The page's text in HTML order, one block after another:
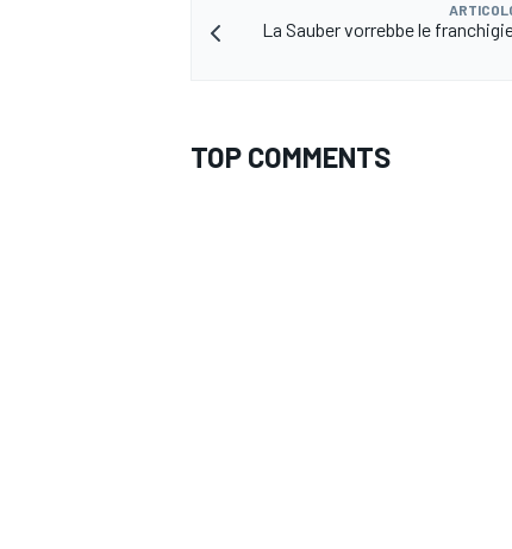
La Sauber vorrebbe le
TOP COMMENTS